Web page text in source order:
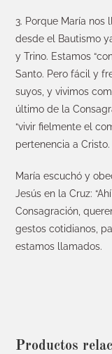
3. Porque María nos
desde el Bautismo
y Trino. Estamos
Santo. Pero fácil y
suyos, y vivimos
último de la
“vivir fielmente el
pertenencia a
María escuchó y
Jesús en la Cruz:
Consagración,
gestos cotidianos,
estamos llamados.
Productos